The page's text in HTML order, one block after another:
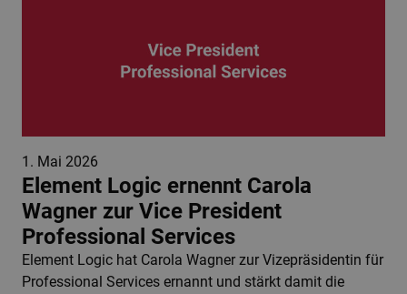
1. Mai 2026
Element Logic ernennt Carola
Wagner zur Vice President
Professional Services
Element Logic hat Carola Wagner zur Vizepräsidentin für
Professional Services ernannt und stärkt damit die